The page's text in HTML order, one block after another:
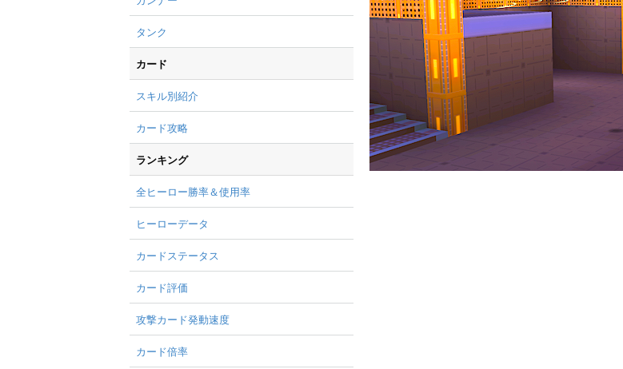
タンク
カード
スキル別紹介
カード攻略
ランキング
全ヒーロー勝率＆使用率
ヒーローデータ
カードステータス
カード評価
攻撃カード発動速度
カード倍率